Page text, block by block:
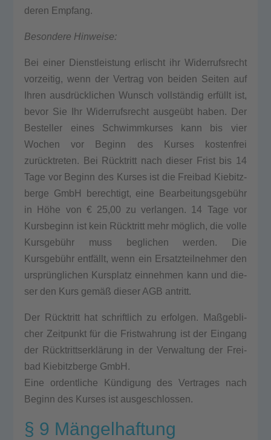
deren Emp­fang.
Beson­de­re Hin­wei­se:
Bei einer Dienst­leis­tung erlischt ihr Wider­rufs­recht
vor­zei­tig, wenn der Ver­trag von bei­den Sei­ten auf
Ihren ausdrücklichen Wunsch vollständig erfüllt ist,
bevor Sie Ihr Wider­rufs­recht ausgeübt haben. Der
Bestel­ler eines Schwimm­kur­ses kann bis vier
Wochen vor Beginn des Kur­ses kos­ten­frei
zurücktreten. Bei Rücktritt nach die­ser Frist bis 14
Tage vor Beginn des Kur­ses ist die Frei­bad Kie­bitz­
ber­ge GmbH berech­tigt, eine Bearbeitungsgebühr
in Höhe von € 25,00 zu ver­lan­gen. 14 Tage vor
Kurs­be­ginn ist kein Rücktritt mehr möglich, die vol­le
Kursgebühr muss begli­chen wer­den. Die
Kursgebühr entfällt, wenn ein Ersatz­teil­neh­mer den
ursprünglichen Kurs­platz ein­neh­men kann und die­
ser den Kurs gemäß die­ser AGB antritt.
Der Rücktritt hat schrift­lich zu erfol­gen. Maß­geb­li­
cher Zeit­punkt für die Frist­wah­rung ist der Ein­gang
der Rücktrittserklärung in der Ver­wal­tung der Frei­
bad Kie­bitz­ber­ge GmbH.
Eine ordent­li­che Kündigung des Ver­tra­ges nach
Beginn des Kur­ses ist aus­ge­schlos­sen.
§ 9 Mängelhaftung